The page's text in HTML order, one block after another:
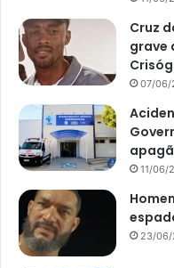
Cruz
grave
07/06/
11/06/
23/06/